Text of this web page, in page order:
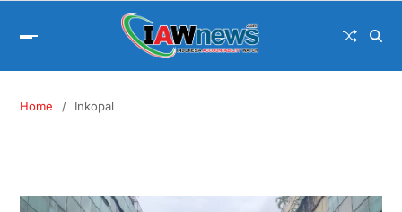
Home Inkopal